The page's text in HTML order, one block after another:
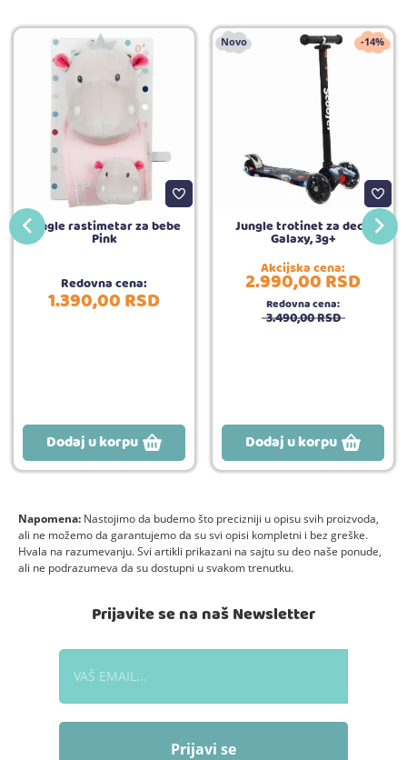
Jungle rastimetar za bebe
Pink
Redovna cena:
1.390,00RSD
Dodaj u korpu
Novo -14%
Jungle trotinet za decu
Galaxy, 3g+
Akcijska cena:
2.990,00RSD
Redovna cena:
3.490,00RSD
Dodaj u korpu
Napomena: Nastojimo da budemo što precizniji u opisu svih proizvoda,
ali ne možemo da garantujemo da su svi opisi kompletni i bez greške.
Hvala na razumevanju. Svi artikli prikazani na sajtu su deo naše ponude,
ali ne podrazumeva da su dostupni u svakom trenutku.
Prijavite se na naš Newsletter
Prijavi se